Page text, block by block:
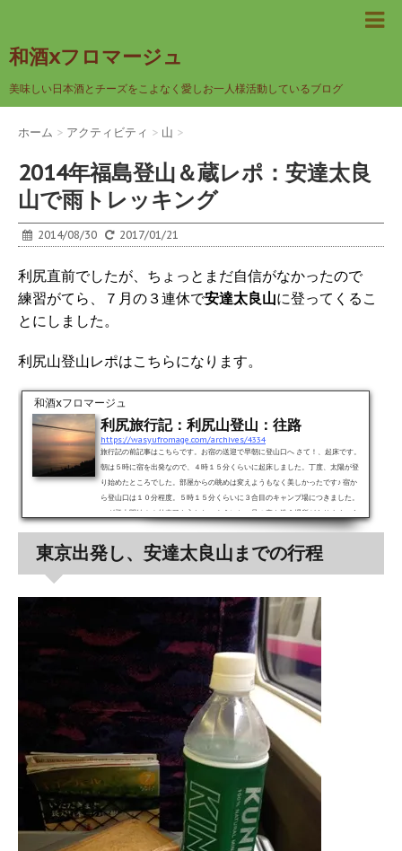
和酒xフロマージュ
美味しい日本酒とチーズをこよなく愛しお一人様活動しているブログ
ホーム > アクティビティ > 山 >
2014年福島登山＆蔵レポ：安達太良
山で雨トレッキング
2014/08/30 2017/01/21
利尻直前でしたが、ちょっとまだ自信がなかったので
練習がてら、７月の３連休で安達太良山に登ってくるこ
とにしました。
利尻山登山レポはこちらになります。
和酒xフロマージュ
利尻旅行記：利尻山登山：往路
https://wasyufromage.com/archives/4334
旅行記の前記事はこちらです。お宿の送迎で早朝に登山口へ さて！、起床です。
朝は５時に宿を出発なので、４時１５分くらいに起床しました。丁度、太陽が登
り始めたところでした。部屋からの眺めは変えようもなく美しかったです♪ 宿か
ら登山口は１０分程度。５時１５分くらいに３合目のキャンプ場につきました。
いざ登山開始！！外来種を入れないようにと、足の裏を洗う場所があります。あ
まり通っている人はいませんでしたが（苦笑）。登山口から500mくらい登った
ところにある、「甘露湧き水」。こちらで水を汲んで行きます...
東京出発し、安達太良山までの行程